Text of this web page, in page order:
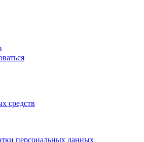
средств
персональных данных